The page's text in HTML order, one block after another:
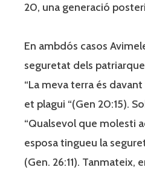
20, una generació
En ambdós casos
seguretat dels
“La meva terra és
et plagui “(Gen 20:15).
“Qualsevol que molesti
esposa tingueu la
(Gen. 26:11). Tanmateix,